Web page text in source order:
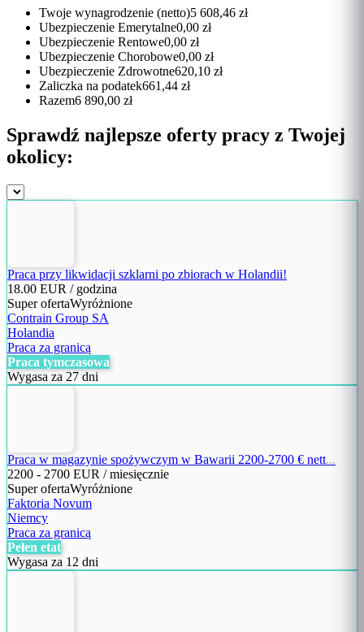
Twoje wynagrodzenie (netto)5 608,46 zł
Ubezpieczenie Emerytalne0,00 zł
Ubezpieczenie Rentowe0,00 zł
Ubezpieczenie Chorobowe0,00 zł
Ubezpieczenie Zdrowotne620,10 zł
Zaliczka na podatek661,44 zł
Razem6 890,00 zł
Sprawdź najlepsze oferty pracy z Twojej
okolicy:
Praca przy likwidacji szklarni po zbiorach w Holandii!
18.00 EUR / godzina
Super ofertaWyróżnione
Contrain Group SA
Holandia
Praca za granicą
Praca tymczasowa
Wygasa za 27 dni
Praca w magazynie spożywczym w Bawarii 2200-2700 € nett...
2200 - 2700 EUR / miesięcznie
Super ofertaWyróżnione
Faktoria Novum
Niemcy
Praca za granicą
Pełen etat
Wygasa za 12 dni